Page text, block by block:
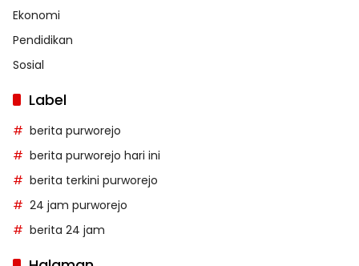
Ekonomi
Pendidikan
Sosial
Label
berita purworejo
berita purworejo hari ini
berita terkini purworejo
24 jam purworejo
berita 24 jam